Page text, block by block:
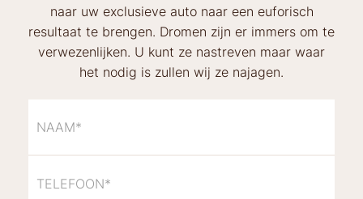
naar uw exclusieve auto naar een euforisch
resultaat te brengen. Dromen zijn er immers om te
verwezenlijken. U kunt ze nastreven maar waar
het nodig is zullen wij ze najagen.